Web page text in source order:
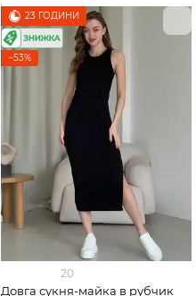
23 ГОДИНИ
−53%
20
Довга сукня-майка в рубчик